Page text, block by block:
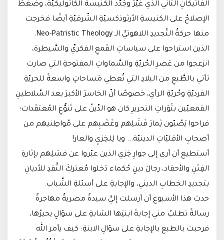
الفاتيكانِ الثاني الذي غيَّرَ وجَدَّد الكنيسةَ الكاثوليكيّةَ، وضَغَطَ
الإصلاحُ على الكنيسةِ الأرثوذكسيّةِ الشّرقيّةِ أيضًا فخرجت
منها حركةُ التّجديدِ اللاهوتيِّ الـ Neo-Patristic Theology.
الذين استراحوا على سياساتِ القَمعِ الفكريِّ والسَّيطرة،
انزعجوا من عَصرِ الحُريّةِ والسَّماواتِ المفتوحةِ التي صارت
تأتي بالطَّبعِ من البلادِ التي تُعطي مَساحاتٍ واسعةً للحريّةِ
الفرديّةِ وحُريّةِ الرأي، خصوصًا أنّ الخاسرَ الأكبرَ بعد السَّلاطينِ
القمعيّين بثَوَراتِ التحريرِ كان هو الدِّينُ على تَنوُّعِ المُعتقَدات؛
فراحوا يَصُبّون ثِمارَ فَشَلِهم وغَضَبِهم على مُواطِنيهم من
أصحابِ الأقليّاتِ الدينيّة... ويا لِلخِزيِ والعار!
أستطيع أن أرى إلى جوارِ خِزي الذين عبّروا عن فشلِهم بإثارةِ
الفِتَنِ والأحقاد، رجالَ دينٍ حُكماء دَخلوا مُعتركَ النَّقدِ للأديانِ
بتجديدِ الخطابِ الديني، والإجابةِ على أسئلةِ الشَّباب.
حدث هذا الأسبوع أن أرسلت إليَّ سيدةٌ مصريةٌ مهاجرةٌ
رسالةً تطلبُ مني إجابةَ ابنتِها الشابةِ على سؤالٍ يحيرُها،
فرحبت بالطبع بالإجابةِ على سؤالِ الابنةِ: كيف يأمر الله